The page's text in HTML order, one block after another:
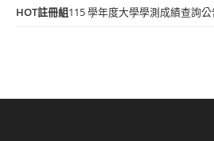
HOT註冊組115 學年度大學學測成績查詢